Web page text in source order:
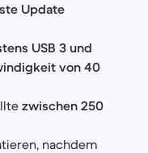
Update
USB 3 und
von 40
zwischen 250
nachdem